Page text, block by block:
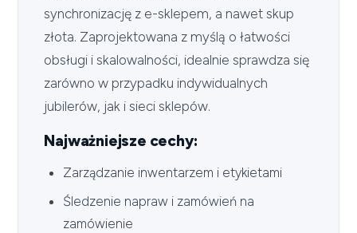
synchronizację z e-sklepem, a nawet skup
złota. Zaprojektowana z myślą o łatwości
obsługi i skalowalności, idealnie sprawdza się
zarówno w przypadku indywidualnych
jubilerów, jak i sieci sklepów.
Najważniejsze cechy:
Zarządzanie inwentarzem i etykietami
Śledzenie napraw i zamówień na
zamówienie